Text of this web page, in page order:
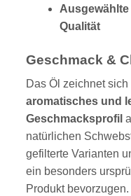
Qualität
Geschmack &
Das Öl zeichnet sich
aromatisches und
Geschmacksprofil
natürlichen
gefilterte Varianten
ein besonders
Produkt bevorzugen.